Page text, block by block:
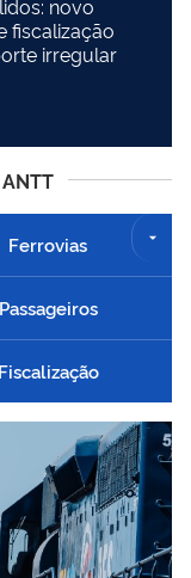
novo
fiscalização
irregular
Ferrovias
Passageiros
Fiscalização